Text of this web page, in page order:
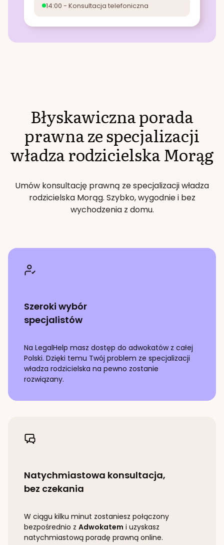
14:00 - Konsultacja telefoniczna
Błyskawiczna porada
prawna ze specjalizacji
władza rodzicielskaMorąg
Umów konsultację prawną ze specjalizacjiwładza
rodzicielskaMorąg. Szybko, wygodnie i bez
wychodzenia z domu.
Szeroki wybór
specjalistów
Na LegalHelp masz dostęp do adwokatów z całej
Polski. Dzięki temu Twój problem ze specjalizacji
władza rodzicielska na pewno zostanie
rozwiązany.
Natychmiastowa konsultacja,
bez czekania
W ciągu kilku minut zostaniesz połączony
bezpośrednio z Adwokatem i uzyskasz
natychmiastową poradę prawną online.